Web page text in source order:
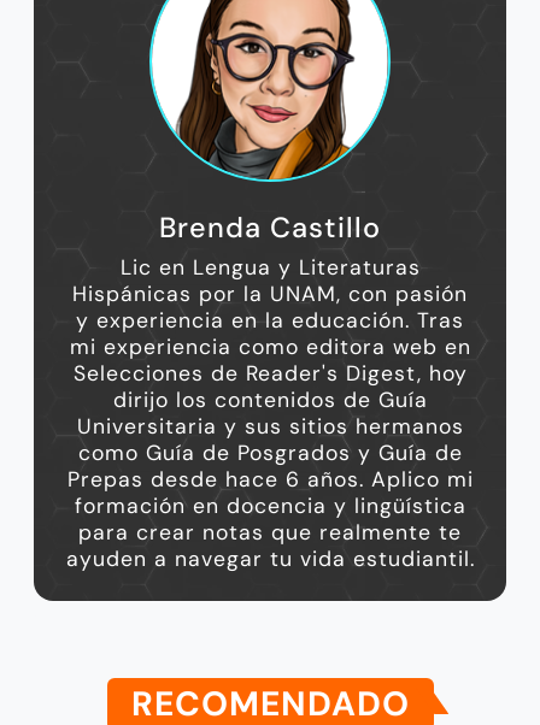
Brenda Castillo
Lic en Lengua y Literaturas
Hispánicas por la UNAM, con pasión
y experiencia en la educación. Tras
mi experiencia como editora web en
Selecciones de Reader's Digest, hoy
dirijo los contenidos de Guía
Universitaria y sus sitios hermanos
como Guía de Posgrados y Guía de
Prepas desde hace 6 años. Aplico mi
formación en docencia y lingüística
para crear notas que realmente te
ayuden a navegar tu vida estudiantil.
RECOMENDADO